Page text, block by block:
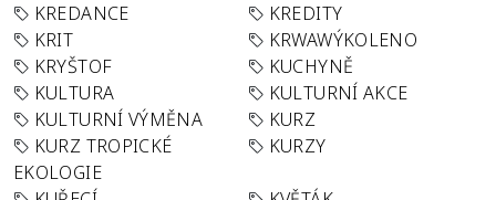
KREDANCE
KREDITY
KRIT
KRWAWÝKOLENO
KRYŠTOF
KUCHYNĚ
KULTURA
KULTURNÍ AKCE
KULTURNÍ VÝMĚNA
KURZ
KURZ TROPICKÉ
EKOLOGIE
KURZY